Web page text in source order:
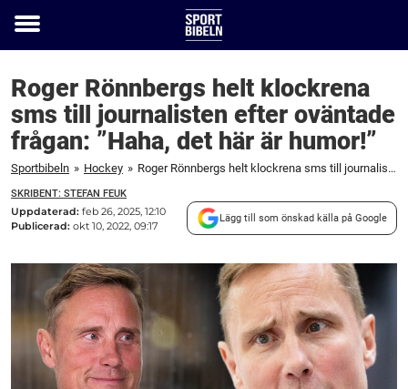
Toggle
Roger Rönnbergs helt klockrena
sms till journalisten efter oväntade
frågan: ”Haha, det här är humor!”
Sportbibeln » Hockey » Roger Rönnbergs helt klockrena sms till journalisten efter oväntade frågan: "Haha, det här är humor!"
SKRIBENT: STEFAN FEUK
Uppdaterad: feb 26, 2025, 12:10
Publicerad: okt 10, 2022, 09:17
Lägg till som önskad källa på Google